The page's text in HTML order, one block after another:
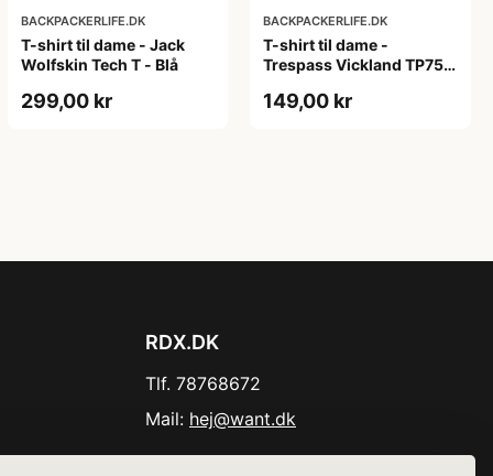
BACKPACKERLIFE.DK
T-shirt til dame - Jack
Wolfskin Tech T - Blå
299,00 kr
BACKPACKERLIFE.DK
T-shirt til dame -
Trespass Vickland TP75 -
149,00 kr
RDX.DK
Tlf. 78768672
Mail: hej@want.dk